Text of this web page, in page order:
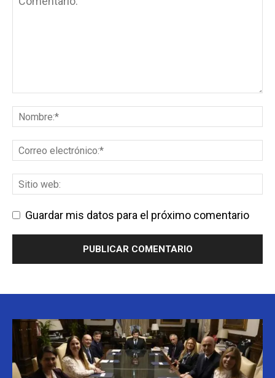
Guardar mis datos para el próximo comentario